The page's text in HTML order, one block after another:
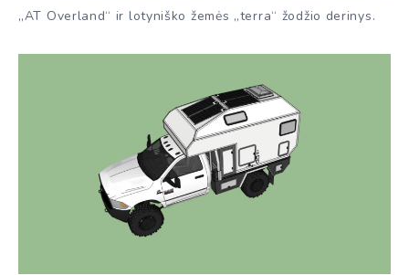
„AT Overland“ ir lotyniško žemės „terra“ žodžio derinys.